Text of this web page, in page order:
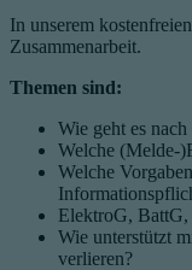
In unserem
Zusammenarbeit.
Themen sind:
Wie geht es
Welche (Melde-
Welche
ElektroG, BattG,
Wie unterstützt
verlieren?